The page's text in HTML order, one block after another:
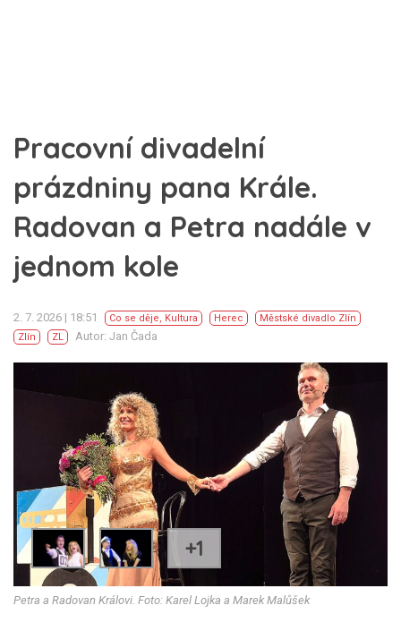
Pracovní divadelní
prázdniny pana Krále.
Radovan a Petra nadále v
jednom kole
2. 7. 2026 | 18:51 Co se děje, Kultura Herec
Městské divadlo Zlín
Zlín
ZL Autor: Jan Čada
+1
Petra a Radovan Královi. Foto: Karel Lojka a Marek Malůšek